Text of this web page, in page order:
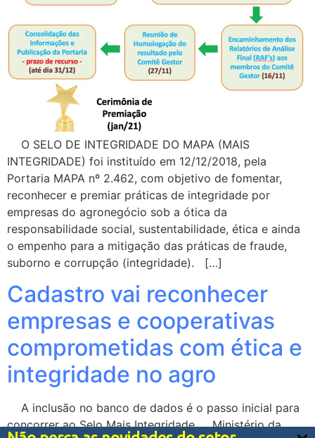
O SELO DE INTEGRIDADE DO MAPA (MAIS
INTEGRIDADE) foi instituído em 12/12/2018, pela
Portaria MAPA nº 2.462, com objetivo de fomentar,
reconhecer e premiar práticas de integridade por
empresas do agronegócio sob a ótica da
responsabilidade social, sustentabilidade, ética e ainda
o empenho para a mitigação das práticas de fraude,
suborno e corrupção (integridade). […]
Cadastro vai reconhecer
empresas e cooperativas
comprometidas com ética e
integridade no agro
A inclusão no banco de dados é o passo inicial para
concorrer ao Selo Mais Integridade Ministério da